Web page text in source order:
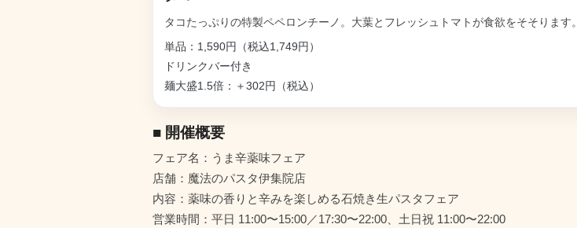
タコたっぷりの特製ペペロンチーノ。大葉とフレッシュトマトが食欲をそそります。
単品：1,590円（税込1,749円）
ドリンクバー付き
麺大盛1.5倍：＋302円（税込）
■ 開催概要
フェア名：うま辛薬味フェア
店舗：魔法のパスタ伊集院店
内容：薬味の香りと辛みを楽しめる石焼き生パスタフェア
営業時間：平日 11:00〜15:00／17:30〜22:00、土日祝 11:00〜22:00